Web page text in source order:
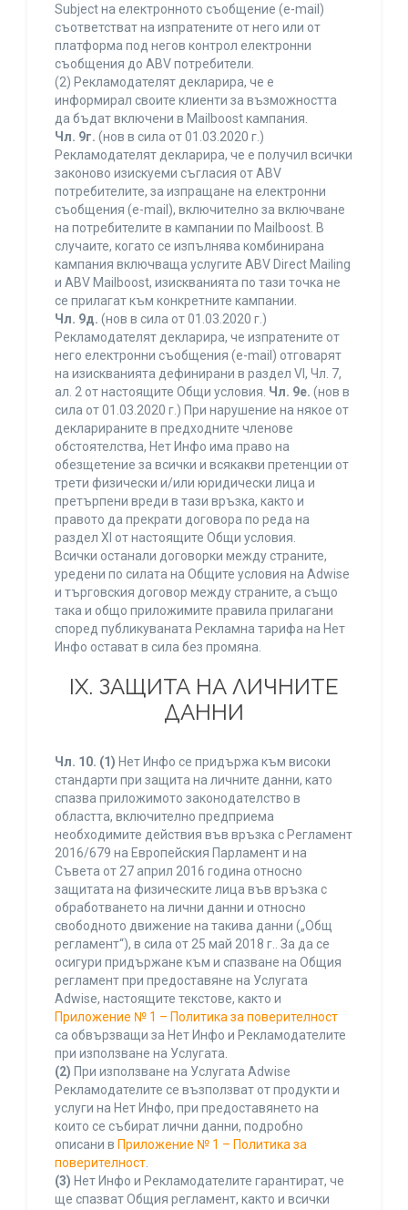
Subject на електронното съобщение (e-mail)
съответстват на изпратените от него или от
платформа под негов контрол електронни
съобщения до ABV потребители.
(2) Рекламодателят декларира, че е
информирал своите клиенти за възможността
да бъдат включени в Mailboost кампания.
Чл. 9г. (нов в сила от 01.03.2020 г.)
Рекламодателят декларира, че е получил всички
законово изискуеми съгласия от ABV
потребителите, за изпращане на електронни
съобщения (e-mail), включително за включване
на потребителите в кампании по Mailboost. В
случаите, когато се изпълнява комбинирана
кампания включваща услугите ABV Direct Mailing
и ABV Mailboost, изискванията по тази точка не
се прилагат към конкретните кампании.
Чл. 9д. (нов в сила от 01.03.2020 г.)
Рекламодателят декларира, че изпратените от
него електронни съобщения (e-mail) отговарят
на изискванията дефинирани в раздел VI, Чл. 7,
ал. 2 от настоящите Общи условия. Чл. 9е. (нов в
сила от 01.03.2020 г.) При нарушение на някое от
декларираните в предходните членове
обстоятелства, Нет Инфо има право на
обезщетение за всички и всякакви претенции от
трети физически и/или юридически лица и
претърпени вреди в тази връзка, както и
правото да прекрати договора по реда на
раздел XI от настоящите Общи условия.
Всички останали договорки между страните,
уредени по силата на Общите условия на Adwise
и търговския договор между страните, а също
така и общо приложимите правила прилагани
според публикуваната Рекламна тарифа на Нет
Инфо остават в сила без промяна.
IХ. ЗАЩИТА НА ЛИЧНИТЕ
ДАННИ
Чл. 10. (1) Нет Инфо се придържа към високи
стандарти при защита на личните данни, като
спазва приложимото законодателство в
областта, включително предприема
необходимите действия във връзка с Регламент
2016/679 на Европейския Парламент и на
Съвета от 27 април 2016 година относно
защитата на физическите лица във връзка с
обработването на лични данни и относно
свободното движение на такива данни („Общ
регламент“), в сила от 25 май 2018 г.. За да се
осигури придържане към и спазване на Общия
регламент при предоставяне на Услугата
Adwise, настоящите текстове, както и
Приложение № 1 – Политика за поверителност
са обвързващи за Нет Инфо и Рекламодателите
при използване на Услугата.
(2) При използване на Услугата Adwise
Рекламодателите се възползват от продукти и
услуги на Нет Инфо, при предоставянето на
които се събират лични данни, подробно
описани в Приложение № 1 – Политика за
поверителност.
(3) Нет Инфо и Рекламодателите гарантират, че
ще спазват Общия регламент, както и всички